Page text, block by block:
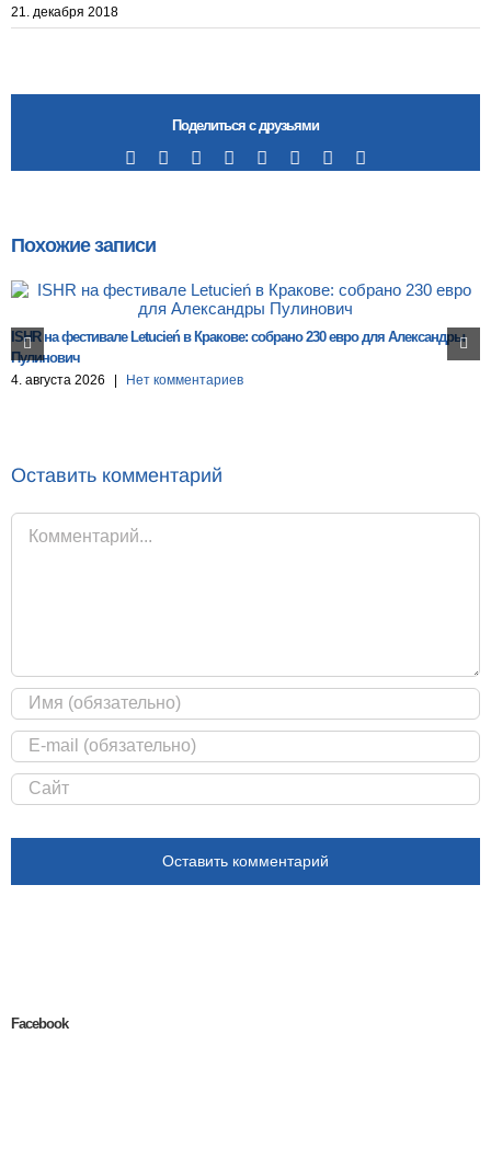
21. декабря 2018
Поделиться с друзьями
Facebook RedditLinkedIn
TumblrPinterest
Похожие записи
ISHR на фестивале Letucień в Кракове: собрано 230 евро для Александры
Пулинович
4. августа 2026 Нет комментариев
Оставить комментарий
Комментарий
Facebook